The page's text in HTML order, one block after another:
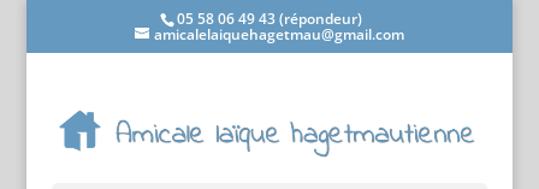
05 58 06 49 43 (répondeur)
amicalelaiquehagetmau@gmail.com